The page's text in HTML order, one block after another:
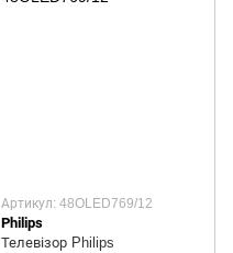
Артикул: 48OLED769/12
Philips
Телевізор Philips